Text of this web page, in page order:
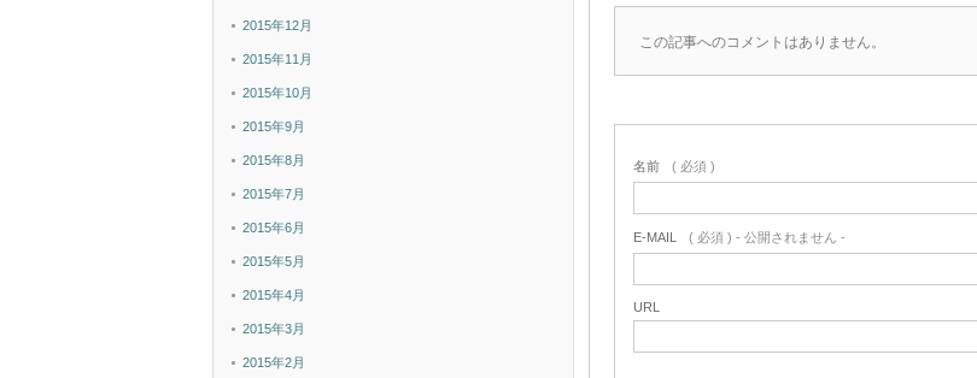
この記事へのコメントはありません。
名前 ( 必須 )
E-MAIL ( 必須 ) - 公開されません -
URL
2015年12月
2015年11月
2015年10月
2015年9月
2015年8月
2015年7月
2015年6月
2015年5月
2015年4月
2015年3月
2015年2月